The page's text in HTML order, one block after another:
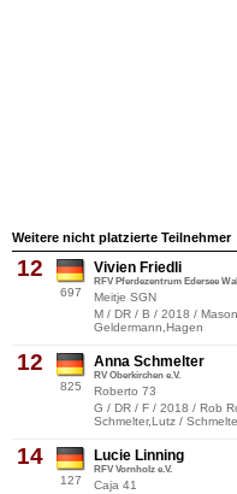
Weitere nicht platzierte Teilnehmer
12
697
Vivien Friedli
RFV Pferdezentrum Edersee
Meitje SGN
M / DR / B / 2018 /
Geldermann,Hagen
12
825
Anna Schmelter
RV Oberkirchen e.V.
Roberto 73
G / DR / F / 2018 / Rob
Schmelter,Lutz /
14
127
Lucie Linning
RFV Vornholz e.V.
Caja 41